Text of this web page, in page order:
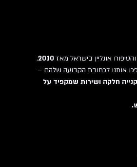
אונליין בישראל מאז2010
.
אותנו לכתובת הקבועה שלהם –
חלקה ושירות שמקפיד על